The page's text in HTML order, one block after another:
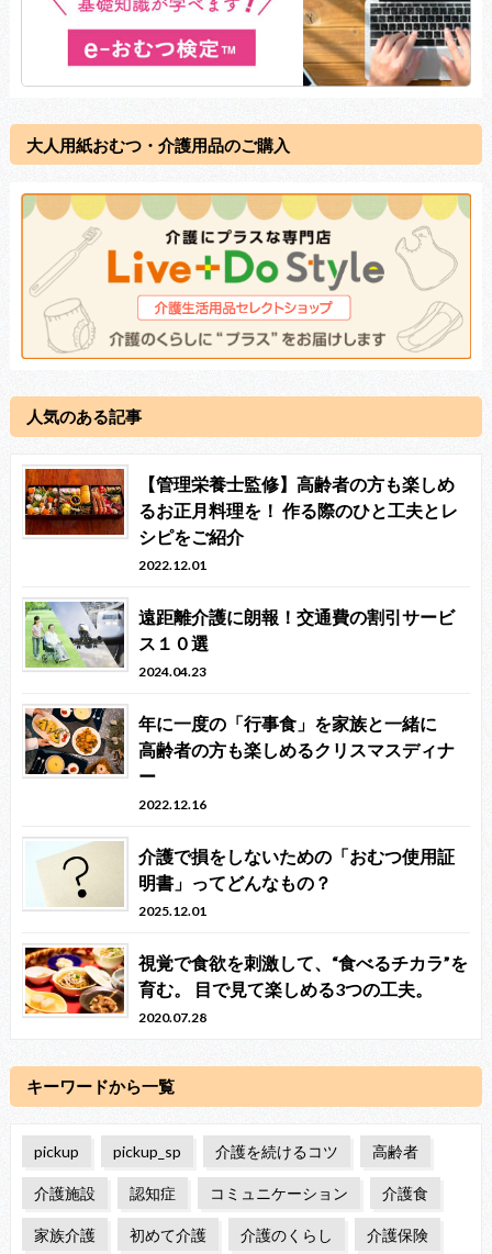
大人用紙おむつ・介護用品のご購入
人気のある記事
【管理栄養士監修】高齢者の方も楽しめ
るお正月料理を！ 作る際のひと工夫とレ
シピをご紹介
2022.12.01
遠距離介護に朗報！交通費の割引サービ
ス１０選
2024.04.23
年に一度の「行事食」を家族と一緒に
高齢者の方も楽しめるクリスマスディナ
ー
2022.12.16
介護で損をしないための「おむつ使用証
明書」ってどんなもの？
2025.12.01
視覚で食欲を刺激して、“食べるチカラ”を
育む。 目で見て楽しめる3つの工夫。
2020.07.28
キーワードから一覧
pickup pickup_sp 介護を続けるコツ 高齢者
介護施設 認知症 コミュニケーション 介護食
家族介護 初めて介護 介護のくらし 介護保険